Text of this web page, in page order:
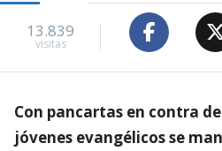
13.839
visitas
Con pancartas en contra
jóvenes evangélicos se